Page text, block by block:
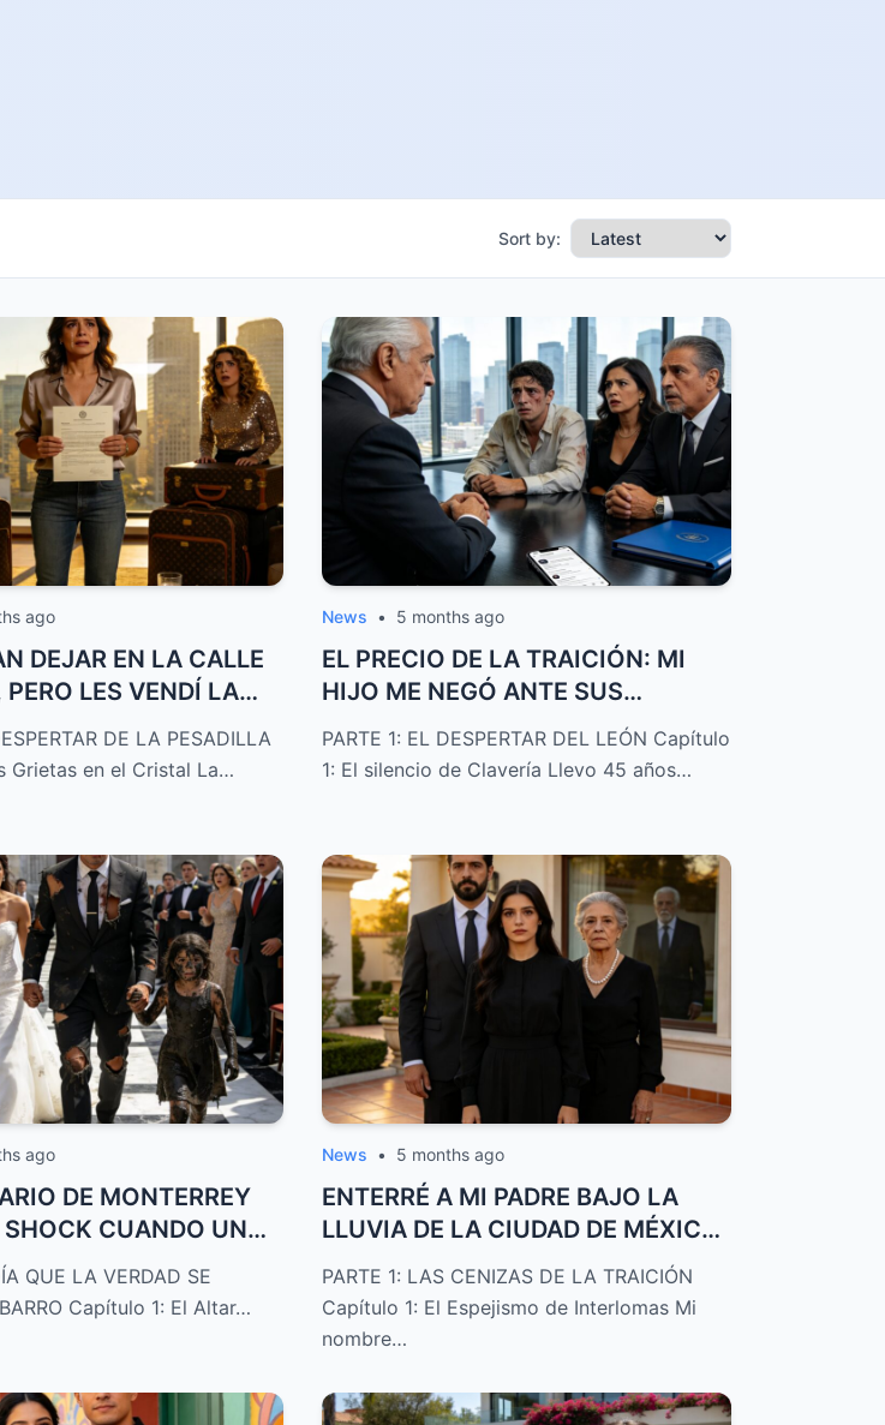
Sort by:
ago
DEJAR EN LA CALLE
PERO LES VENDÍ LA
N...
DE LA PESADILLA
Grietas en el Cristal La…
News • 5 months ago
EL PRECIO DE LA TRAICIÓN: MI
HIJO ME NEGÓ ANTE SUS
SUEGROS MILLONARIOS...
PARTE 1: EL DESPERTAR DEL LEÓN Capítulo
1: El silencio de Clavería Llevo 45 años…
ago
DE MONTERREY
SHOCK CUANDO UNA
DE ...
QUE LA VERDAD SE
Capítulo 1: El Altar…
News • 5 months ago
ENTERRÉ A MI PADRE BAJO LA
LLUVIA DE LA CIUDAD DE MÉXICO
MIENTRAS MI E...
PARTE 1: LAS CENIZAS DE LA TRAICIÓN
Capítulo 1: El Espejismo de Interlomas Mi
nombre…